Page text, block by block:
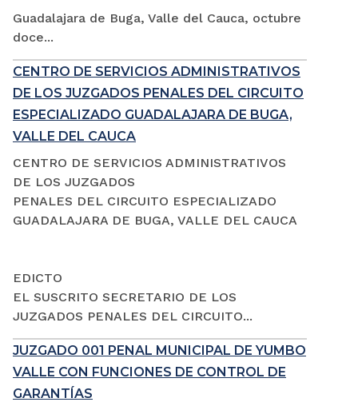
Guadalajara de Buga, Valle del Cauca, octubre
doce...
CENTRO DE SERVICIOS ADMINISTRATIVOS
DE LOS JUZGADOS PENALES DEL CIRCUITO
ESPECIALIZADO GUADALAJARA DE BUGA,
VALLE DEL CAUCA
CENTRO DE SERVICIOS ADMINISTRATIVOS
DE LOS JUZGADOS
PENALES DEL CIRCUITO ESPECIALIZADO
GUADALAJARA DE BUGA, VALLE DEL CAUCA
EDICTO
EL SUSCRITO SECRETARIO DE LOS
JUZGADOS PENALES DEL CIRCUITO...
JUZGADO 001 PENAL MUNICIPAL DE YUMBO
VALLE CON FUNCIONES DE CONTROL DE
GARANTÍAS